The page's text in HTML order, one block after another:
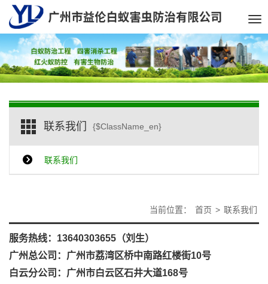
联系我们 {$ClassName_en}
联系我们
当前位置： 首页 > 联系我们
服务热线：13640303655（刘生）
广州总公司：广州市荔湾区桥中南路红楼街10号
白云分公司：广州市白云区石井大道168号